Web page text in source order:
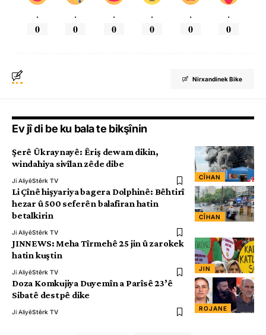
.
0
.
0
.
0
.
0
.
0
.
0
Nirxandinek Bike
Ev jî di be ku bala te bikşînin
CÎHAN
Şerê Ûkraynayê: Êriş dewam dikin,
windahiya sivîlan zêde dibe
Ji AliyêStêrk TV
CÎHAN
Li Çînê hişyariya bagera Dolphinê: Bêhtirî
hezar û 500 seferên balafiran hatin
betalkirin
Ji AliyêStêrk TV
JIN
JINNEWS: Meha Tîrmehê 25 jin û zarokek
hatin kuştin
Ji AliyêStêrk TV
ROJANE
Doza Komkujiya Duyemîn a Parîsê 23’ê
Sibatê destpê dike
Ji AliyêStêrk TV